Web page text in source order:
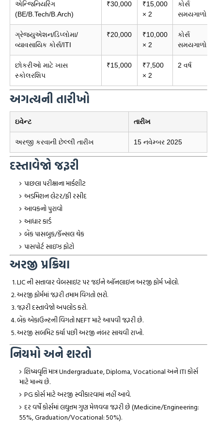
એન્જિનિયરિંગ
(BE/B.Tech/B.Arch)
₹30,000
₹15,000
× 2
કોર્સ
સમયગાળો
ગ્રેજ્યુએશન/ડિપ્લોમા/
વ્યાવસાયિક કોર્સ/ITI
₹20,000
₹10,000
× 2
કોર્સ
સમયગાળો
છોકરીઓ માટે ખાસ
સ્કોલરશિપ
₹15,000
₹7,500
× 2
2 વર્ષ
અગત્યની તારીખો
ઇવેન્ટ તારીખ
અરજી કરવાની છેલ્લી તારીખ 15 નવેમ્બર 2025
દસ્તાવેજો જરૂરી
પાછલા પરીક્ષાના માર્કશીટ
અડમિશન લેટર/ફી રસીદ
આવકનો પુરાવો
આધાર કાર્ડ
બેંક પાસબુક/કૅન્સલ ચેક
પાસપોર્ટ સાઇઝ ફોટો
અરજી પ્રક્રિયા
LIC ની સત્તાવાર વેબસાઇટ પર જઈને ઑનલાઇન અરજી ફોર્મ ખોલો.
અરજી ફોર્મમાં જરૂરી તમામ વિગતો ભરો.
જરૂરી દસ્તાવેજો અપલોડ કરો.
બેંક એકાઉન્ટની વિગતો NEFT માટે આપવી જરૂરી છે.
અરજી સબમિટ કર્યા પછી અરજી નંબર સાચવી રાખો.
નિયમો અને શરતો
શિષ્યવૃત્તિ માત્ર Undergraduate, Diploma, Vocational અને ITI કોર્સ
માટે માન્ય છે.
PG કોર્સ માટે અરજી સ્વીકારવામાં નહીં આવે.
દર વર્ષે કોર્સમાં લઘુત્તમ ગુણ મેળવવા જરૂરી છે (Medicine/Engineering:
55%, Graduation/Vocational: 50%).